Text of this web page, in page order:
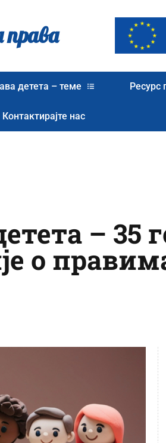
детета – теме Ресурс
Контактирајте нас
– 35
о